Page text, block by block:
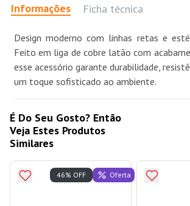
Informações Ficha técnica
Design moderno com linhas retas e
Feito em liga de cobre latão com
esse acessório garante durabilidade,
um toque sofisticado ao ambiente.
É Do Seu Gosto? Então
Veja Estes Produtos
Similares
46% OFF Oferta